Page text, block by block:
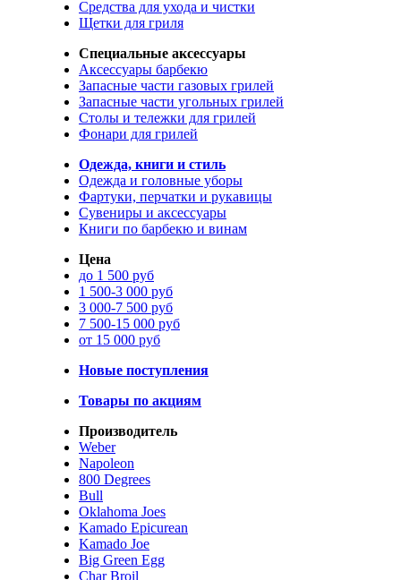
Средства для ухода и чистки
Щетки для гриля
Специальные аксессуары
Аксессуары барбекю
Запасные части газовых грилей
Запасные части угольных грилей
Столы и тележки для грилей
Фонари для грилей
Одежда, книги и стиль
Одежда и головные уборы
Фартуки, перчатки и рукавицы
Сувениры и аксессуары
Книги по барбекю и винам
Цена
до 1 500 руб
1 500-3 000 руб
3 000-7 500 руб
7 500-15 000 руб
от 15 000 руб
Новые поступления
Товары по акциям
Производитель
Weber
Napoleon
800 Degrees
Bull
Oklahoma Joes
Kamado Epicurean
Kamado Joe
Big Green Egg
Char Broil